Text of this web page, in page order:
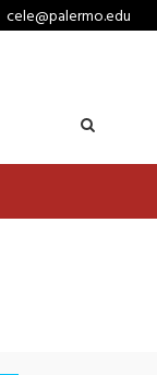
cele@palermo.edu